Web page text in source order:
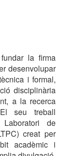
la firma
desenvolupar
i formal,
disciplinària
a la recerca
El seu treball
de
creat per
acadèmic i